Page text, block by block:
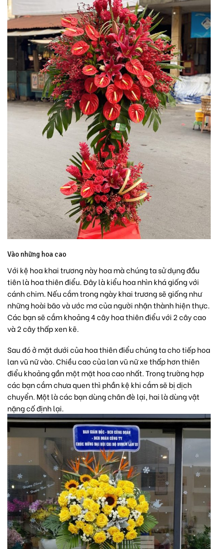
Vào những hoa cao
Với kệ hoa khai trươngnày hoa mà chúng ta sử dụng đầu
tiên là hoa thiên điểu. Đây là kiểu hoa nhìn khá giống với
cánh chim. Nếu cắm trong ngày khai trương sẽ giống như
những hoài bão và ước mơ của người nhận thành hiện thực.
Các bạn sẽ cắm khoảng 4 câyhoa thiên điểuvới 2 cây cao
và 2 cây thấp xen kẽ.
Sau đó ở mặt dưới của hoa thiên điểu chúng ta cho tiếp hoa
lan vũ nữ vào. Chiều cao của lan vũ nữ xe thấp hơn thiên
điểu khoảng gần một mặt hoa cao nhất. Trong trường hợp
các bạn cắm chưa quen thì phần kệ khi cắm sẽ bị dịch
chuyển. Một là các bạn dùng chân đè lại, hai là dùng vật
nặng cố định lại.